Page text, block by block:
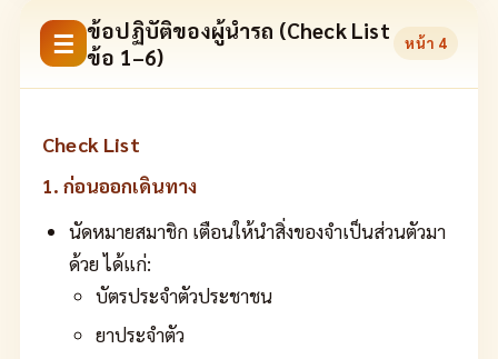
☰ ข้อปฏิบัติของผู้นำรถ (Check List
ข้อ 1–6)
หน้า 4
Check List
1. ก่อนออกเดินทาง
นัดหมายสมาชิก เตือนให้นำสิ่งของจำเป็นส่วนตัวมา
ด้วย ได้แก่:
บัตรประจำตัวประชาชน
ยาประจำตัว